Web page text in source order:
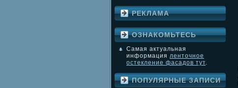
РЕКЛАМА
ОЗНАКОМЬТЕСЬ
Самая актуальная
информация ленточное
остекление фасадов тут.
ПОПУЛЯРНЫЕ ЗАПИСИ